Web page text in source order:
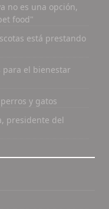
no es una opción,
food"
está prestando
para el bienestar
y gatos
presidente del